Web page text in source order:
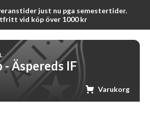
just nu pga semestertider.
vid köp över 1000 kr
Äspereds IF
Varukorg